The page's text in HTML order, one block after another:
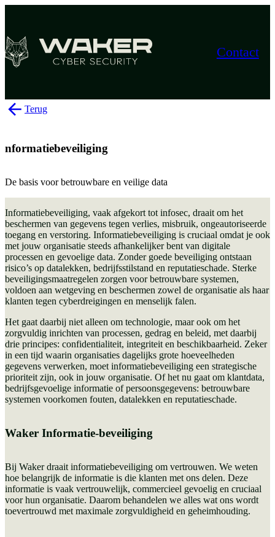
Contact
Terug
nformatiebeveiliging
De basis voor betrouwbare en veilige data
Informatiebeveiliging, vaak afgekort tot infosec, draait om het
beschermen van gegevens tegen verlies, misbruik, ongeautoriseerde
toegang en verstoring. Informatiebeveiliging is cruciaal omdat je ook
met jouw organisatie steeds afhankelijker bent van digitale
processen en gevoelige data. Zonder goede beveiliging ontstaan
risico’s op datalekken, bedrijfsstilstand en reputatieschade. Sterke
beveiligingsmaatregelen zorgen voor betrouwbare systemen,
voldoen aan wetgeving en beschermen zowel de organisatie als haar
klanten tegen cyberdreigingen en menselijk falen.
Het gaat daarbij niet alleen om technologie, maar ook om het
zorgvuldig inrichten van processen, gedrag en beleid, met daarbij
drie principes: confidentialiteit, integriteit en beschikbaarheid. Zeker
in een tijd waarin organisaties dagelijks grote hoeveelheden
gegevens verwerken, moet informatiebeveiliging een strategische
prioriteit zijn, ook in jouw organisatie. Of het nu gaat om klantdata,
bedrijfsgevoelige informatie of persoonsgegevens: betrouwbare
systemen voorkomen fouten, datalekken en reputatieschade.
Waker Informatie-beveiliging
Bij Waker draait informatiebeveiliging om vertrouwen. We weten
hoe belangrijk de informatie is die klanten met ons delen. Deze
informatie is vaak vertrouwelijk, commercieel gevoelig en cruciaal
voor hun organisatie. Daarom behandelen we alles wat ons wordt
toevertrouwd met maximale zorgvuldigheid en geheimhouding.